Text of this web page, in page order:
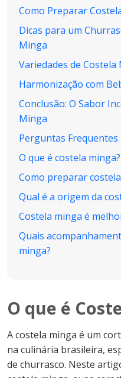
Como Preparar
Dicas para um
Minga
Variedades de Costela
Harmonização com
Conclusão: O Sabor
Minga
Perguntas Frequentes
O que é costela minga?
Como preparar
Qual é a origem da
Costela minga é
Quais
minga?
O que é
A costela minga é um
na culinária brasileira,
de churrasco. Neste